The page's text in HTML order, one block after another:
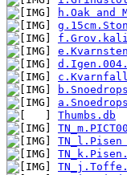
h.Oak and
Thumbs.db
TN_l.Pisen